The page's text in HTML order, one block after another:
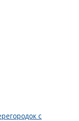
с